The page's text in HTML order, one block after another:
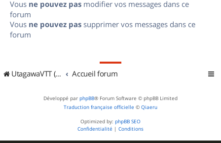
Vous ne pouvez pas modifier vos messages dans ce
forum
Vous ne pouvez pas supprimer vos messages dans ce
forum
UtagawaVTT (Randos VTT et VTTAE avec traces GPS) Accueil forum
Développé par phpBB® Forum Software © phpBB Limited
Traduction française officielle © Qiaeru
Optimized by: phpBB SEO
Confidentialité | Conditions